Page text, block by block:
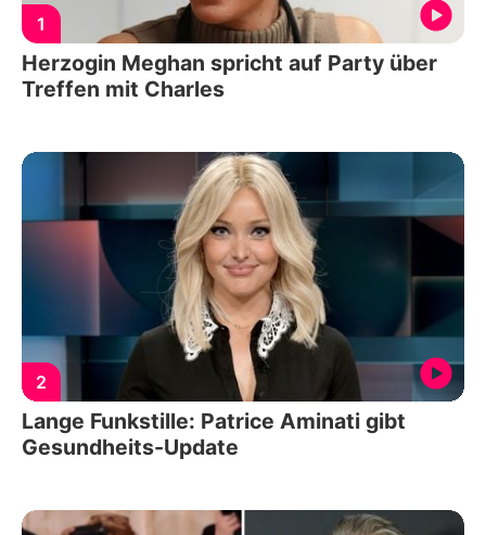
1
Herzogin Meghan spricht auf Party über
Treffen mit Charles
2
Lange Funkstille: Patrice Aminati gibt
Gesundheits-Update